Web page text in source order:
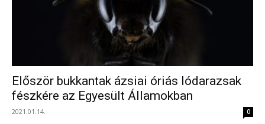
Először bukkantak ázsiai óriás lódarazsak
fészkére az Egyesült Államokban
2021.01.14. 0